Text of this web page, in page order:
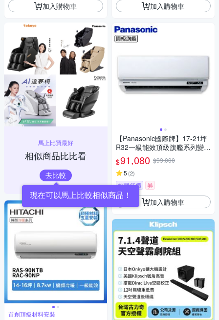
加入購物車
馬上比買最好
相似商品比比看
去比較
首創頂級材料安裝
加入購物車
【Panasonic國際牌】17-21坪
R32一級能效頂級旗艦系列變頻
冷暖分離式冷氣CU-UX125FHA
2/CS-UX125FA2 ★登錄送現金
$91,080 $99,000
5 (2)
挑戰低價 券
加入購物車